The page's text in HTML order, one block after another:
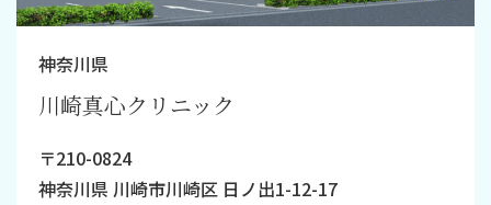
神奈川県
川崎真心クリニック
〒210-0824
神奈川県 川崎市川崎区 日ノ出1-12-17